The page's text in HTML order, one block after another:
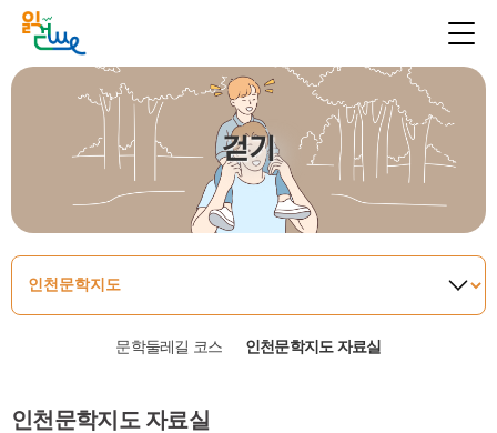
걷기
문학둘레길 코스 인천문학지도 자료실
인천문학지도 자료실